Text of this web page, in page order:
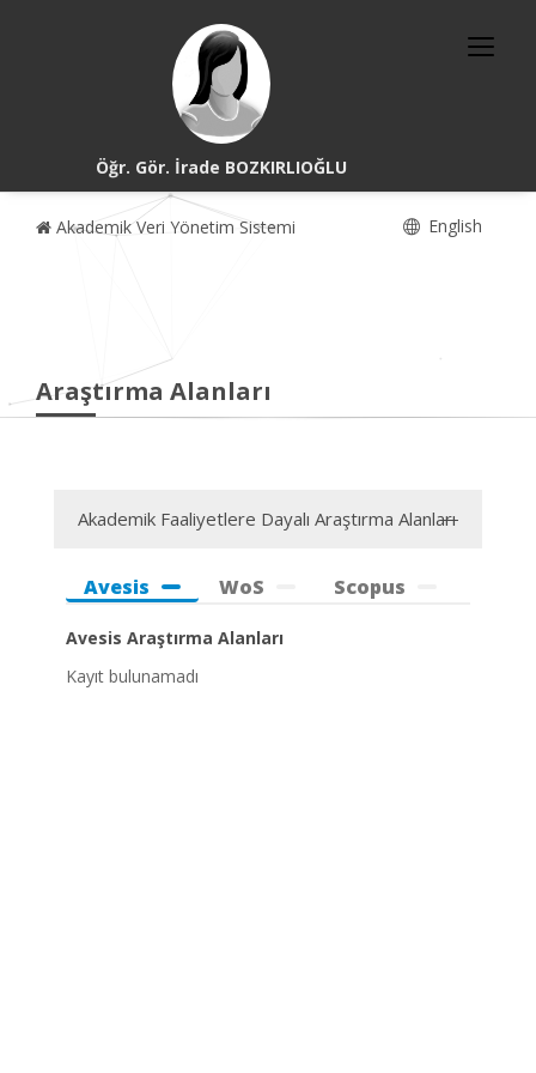
Öğr. Gör. İrade BOZKIRLIOĞLU
Akademik Veri Yönetim Sistemi English
Araştırma Alanları
Akademik Faaliyetlere Dayalı Araştırma Alanları
Avesis WoS Scopus
Avesis Araştırma Alanları
Kayıt bulunamadı